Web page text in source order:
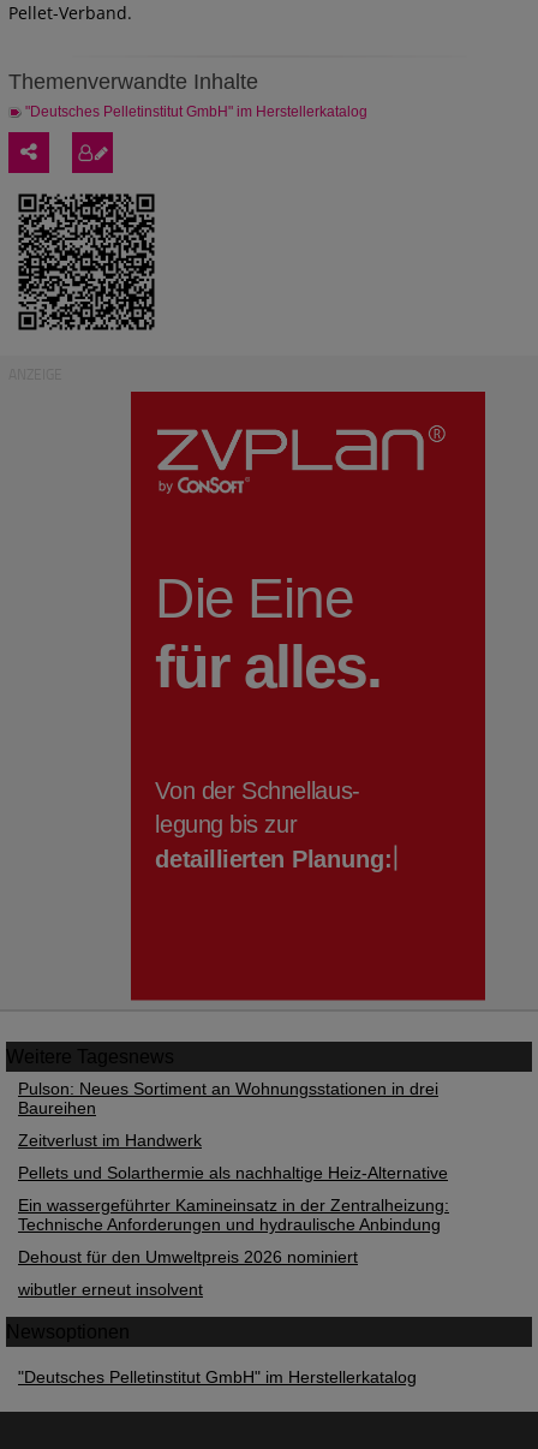
Pellet-Verband.
Themenverwandte Inhalte
"Deutsches Pelletinstitut GmbH" im Herstellerkatalog
Weitere Tagesnews
Pulson: Neues Sortiment an Wohnungsstationen in drei
Baureihen
Zeitverlust im Handwerk
Pellets und Solarthermie als nachhaltige Heiz-Alternative
Ein wassergeführter Kamineinsatz in der Zentralheizung:
Technische Anforderungen und hydraulische Anbindung
Dehoust für den Umweltpreis 2026 nominiert
wibutler erneut insolvent
Newsoptionen
"Deutsches Pelletinstitut GmbH" im Herstellerkatalog